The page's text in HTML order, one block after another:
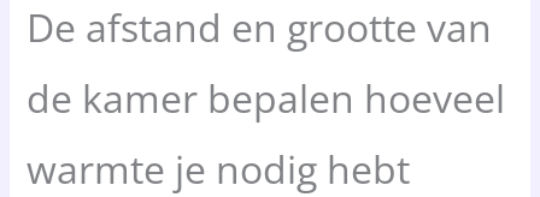
De afstand en grootte van
de kamer bepalen hoeveel
warmte je nodig hebt